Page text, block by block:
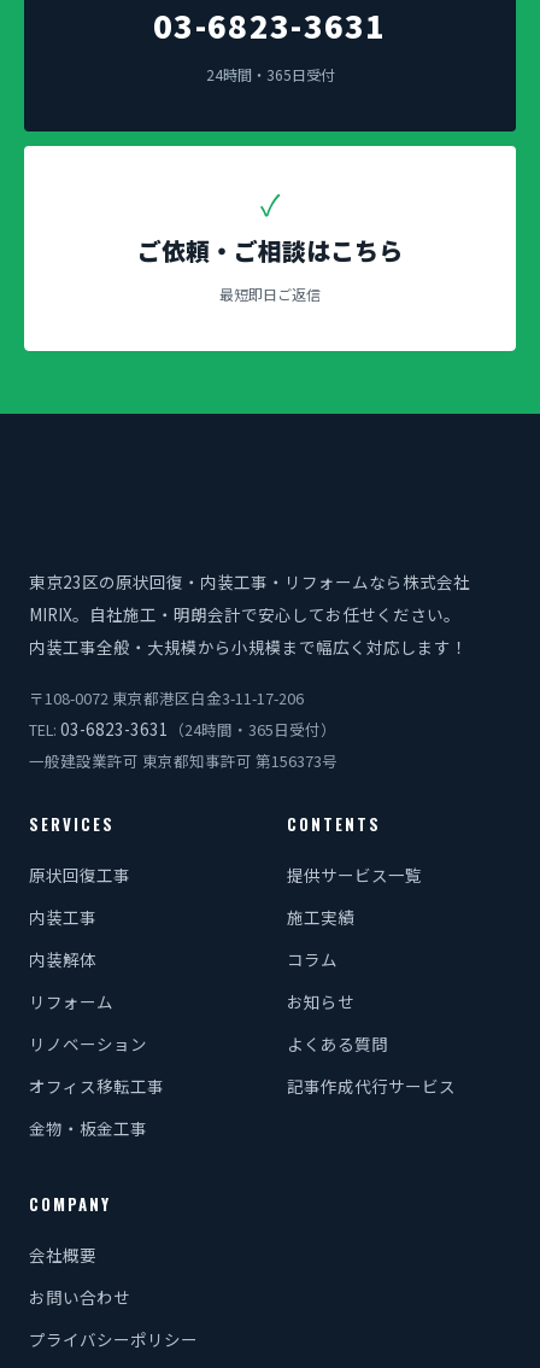
03-6823-3631
24時間・365日受付
✓
ご依頼・ご相談はこちら
最短即日ご返信
東京23区の原状回復・内装工事・リフォームなら株式会社
MIRIX。自社施工・明朗会計で安心してお任せください。
内装工事全般・大規模から小規模まで幅広く対応します！
〒108-0072 東京都港区白金3-11-17-206
TEL: 03-6823-3631
（24時間・365日受付）
一般建設業許可 東京都知事許可 第156373号
SERVICES
原状回復工事
内装工事
内装解体
リフォーム
リノベーション
オフィス移転工事
金物・板金工事
CONTENTS
提供サービス一覧
施工実績
コラム
お知らせ
よくある質問
記事作成代行サービス
COMPANY
会社概要
お問い合わせ
プライバシーポリシー